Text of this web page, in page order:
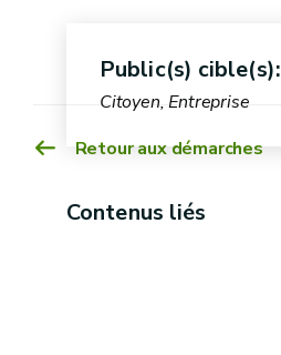
Retour aux démarches
Public(s) cible(s):
Citoyen, Entreprise
Contenus liés